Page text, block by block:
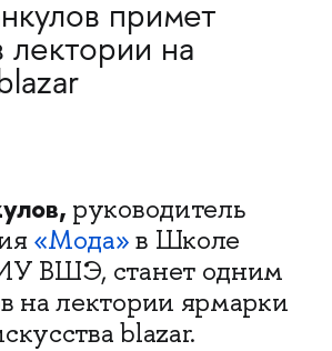
примет
лектории на
руководитель
«Мода» в Школе
ВШЭ, станет одним
на лектории ярмарки
blazar.